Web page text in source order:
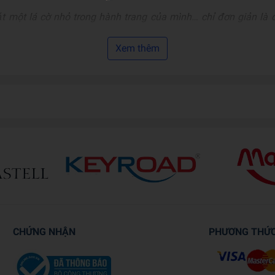
Xem thêm
CHỨNG NHẬN PHƯƠNG